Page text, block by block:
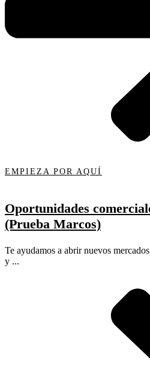
EMPIEZA POR AQUÍ
Oportunidades
(Prueba Marcos)
Te ayudamos a abrir nuevos
y ...